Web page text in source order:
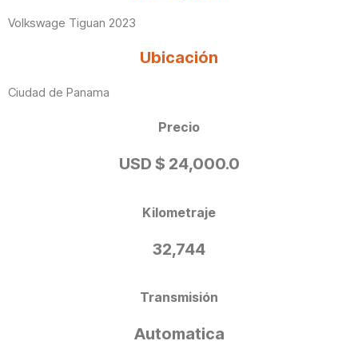
Volkswage Tiguan 2023
Ubicación
Ciudad de Panama
Precio
USD $ 24,000.0
Kilometraje
32,744
Transmisión
Automatica